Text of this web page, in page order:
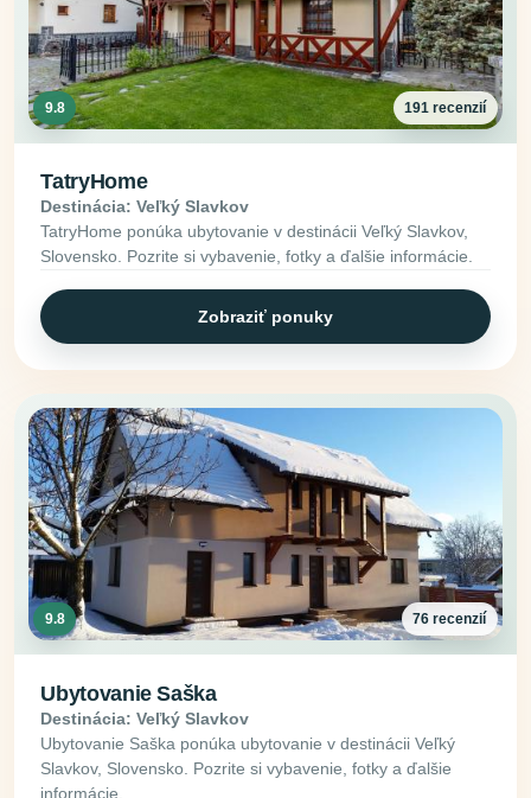
9.8 191 recenzií
TatryHome
Destinácia: Veľký Slavkov
TatryHome ponúka ubytovanie v destinácii Veľký Slavkov,
Slovensko. Pozrite si vybavenie, fotky a ďalšie informácie.
Zobraziť ponuky
9.8 76 recenzií
Ubytovanie Saška
Destinácia: Veľký Slavkov
Ubytovanie Saška ponúka ubytovanie v destinácii Veľký
Slavkov, Slovensko. Pozrite si vybavenie, fotky a ďalšie
informácie.